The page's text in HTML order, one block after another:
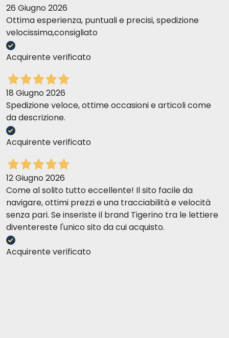
26 Giugno 2026
Ottima esperienza, puntuali e precisi, spedizione
velocissima,consigliato
Acquirente verificato
18 Giugno 2026
Spedizione veloce, ottime occasioni e articoli come
da descrizione.
Acquirente verificato
12 Giugno 2026
Come al solito tutto eccellente! Il sito facile da
navigare, ottimi prezzi e una tracciabilità e velocità
senza pari. Se inseriste il brand Tigerino tra le lettiere
diventereste l'unico sito da cui acquisto.
Acquirente verificato